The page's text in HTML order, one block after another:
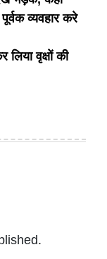
पूर्वक व्यवहार करे
लिया वृक्षों की